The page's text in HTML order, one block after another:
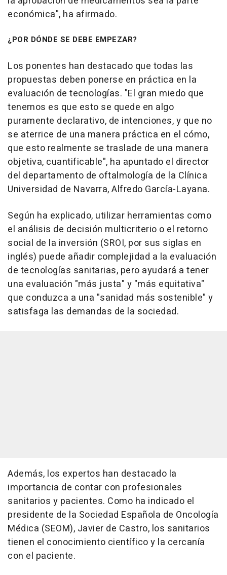
económica", ha afirmado.
¿POR DÓNDE SE DEBE EMPEZAR?
Los ponentes han destacado que todas las
propuestas deben ponerse en práctica en la
evaluación de tecnologías. "El gran miedo que
tenemos es que esto se quede en algo
puramente declarativo, de intenciones, y que no
se aterrice de una manera práctica en el cómo,
que esto realmente se traslade de una manera
objetiva, cuantificable", ha apuntado el director
del departamento de oftalmología de la Clínica
Universidad de Navarra, Alfredo García-Layana.
Según ha explicado, utilizar herramientas como
el análisis de decisión multicriterio o el retorno
social de la inversión (SROI, por sus siglas en
inglés) puede añadir complejidad a la evaluación
de tecnologías sanitarias, pero ayudará a tener
una evaluación "más justa" y "más equitativa"
que conduzca a una "sanidad más sostenible" y
satisfaga las demandas de la sociedad.
Además, los expertos han destacado la
importancia de contar con profesionales
sanitarios y pacientes. Como ha indicado el
presidente de la Sociedad Española de Oncología
Médica (SEOM), Javier de Castro, los sanitarios
tienen el conocimiento científico y la cercanía
con el paciente.